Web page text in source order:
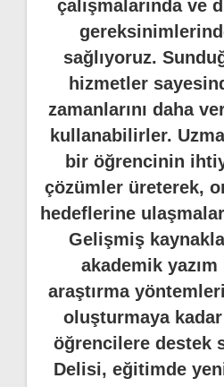
çalışmalarında ve
sağlıyoruz.
hizmetler
zamanlarını daha
kullanabilirler.
bir öğrencinin
çözümler üreterek,
hedeflerine
Gelişmiş
akademik yazım
araştırma
oluşturmaya
öğrencilere destek
Delisi, eğitimde